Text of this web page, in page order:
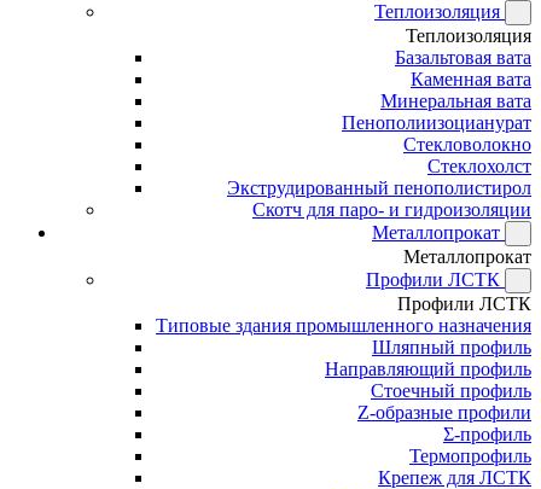
Теплоизоляция
Теплоизоляция
Базальтовая вата
Каменная вата
Минеральная вата
Пенополиизоцианурат
Стекловолокно
Стеклохолст
Экструдированный пенополистирол
Скотч для паро- и гидроизоляции
Металлопрокат
Металлопрокат
Профили ЛСТК
Профили ЛСТК
Типовые здания промышленного назначения
Шляпный профиль
Направляющий профиль
Стоечный профиль
Z-образные профили
Σ-профиль
Термопрофиль
Крепеж для ЛСТК